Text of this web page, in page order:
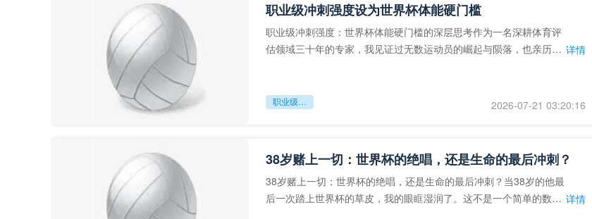
职业级冲刺强度设为世界杯体能硬门槛
职业级冲刺强度：世界杯体能硬门槛的深层思考作为一名深耕体育评
估领域三十年的专家，我见证过无数运动员的崛起与陨落，也亲历了 详情
职业级冲刺强度设为世界杯体能硬门槛 2026-07-21 03:20:16
38岁赌上一切：世界杯的绝唱，还是生命的最后冲刺？
38岁赌上一切：世界杯的绝唱，还是生命的最后冲刺？当38岁的他最
后一次踏上世界杯的草皮，我的眼眶湿润了。这不是一个简单的数
详情